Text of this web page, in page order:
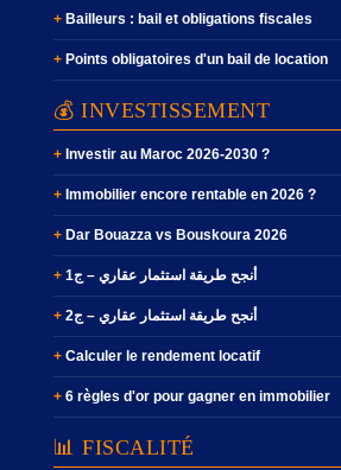
Bailleurs : bail et obligations fiscales
Points obligatoires d'un bail de location
💰 INVESTISSEMENT
Investir au Maroc 2026-2030 ?
Immobilier encore rentable en 2026 ?
Dar Bouazza vs Bouskoura 2026
أنجح طريقة استثمار عقاري – ج1
أنجح طريقة استثمار عقاري – ج2
Calculer le rendement locatif
6 règles d'or pour gagner en immobilier
📊 FISCALITÉ